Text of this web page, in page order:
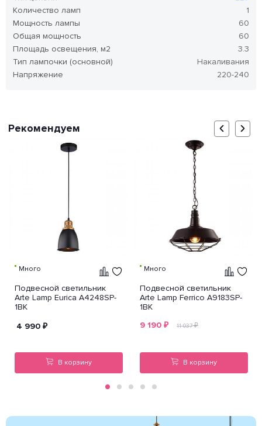
Количество ламп
1
Мощность лампы
60
Общая мощность
60
Площадь освещения, м2
3.3
Тип лампочки (основной)
Накаливания
Напряжение
220-240
Рекомендуем
Много
Подвесной светильник
Arte Lamp Eurica A4248SP-
1BK
4 990 ₽
В корзину
Много
Подвесной светильник
Arte Lamp Ferrico A9183SP-
1BK
9 190 ₽ 11 037₽
В корзину